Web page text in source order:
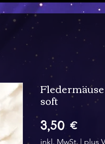
soft
3,50 €Preis
inkl. MwSt. | plus